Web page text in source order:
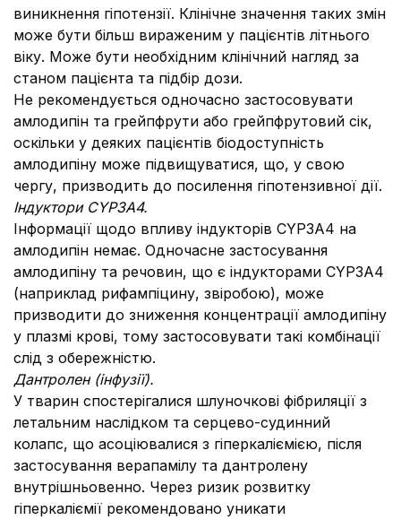
виникнення гіпотензії. Клінічне значення таких змін
може бути більш вираженим у пацієнтів літнього
віку. Може бути необхідним клінічний нагляд за
станом пацієнта та підбір дози.
Не рекомендується одночасно застосовувати
амлодипін та грейпфрути або грейпфрутовий сік,
оскільки у деяких пацієнтів біодоступність
амлодипіну може підвищуватися, що, у свою
чергу, призводить до посилення гіпотензивної дії.
Індуктори CYP3A4.
Інформації щодо впливу індукторів CYP3A4 на
амлодипін немає. Одночасне застосування
амлодипіну та речовин, що є індукторами CYP3A4
(наприклад рифампіцину, звіробою), може
призводити до зниження концентрації амлодипіну
у плазмі крові, тому застосовувати такі комбінації
слід з обережністю.
Дантролен (інфузії).
У тварин спостерігалися шлуночкові фібриляції з
летальним наслідком та серцево-судинний
колапс, що асоціювалися з гіперкаліємією, після
застосування верапамілу та дантролену
внутрішньовенно. Через ризик розвитку
гіперкаліємії рекомендовано уникати